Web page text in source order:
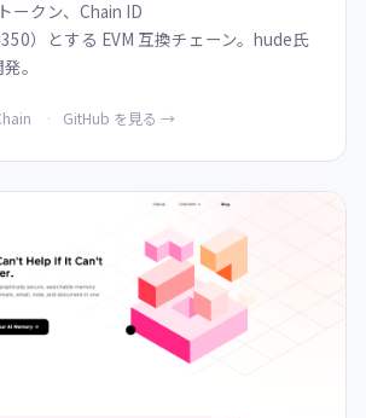
ークン、Chain ID
）とする EVM 互換チェーン。hude氏
。
GitHub を見る →